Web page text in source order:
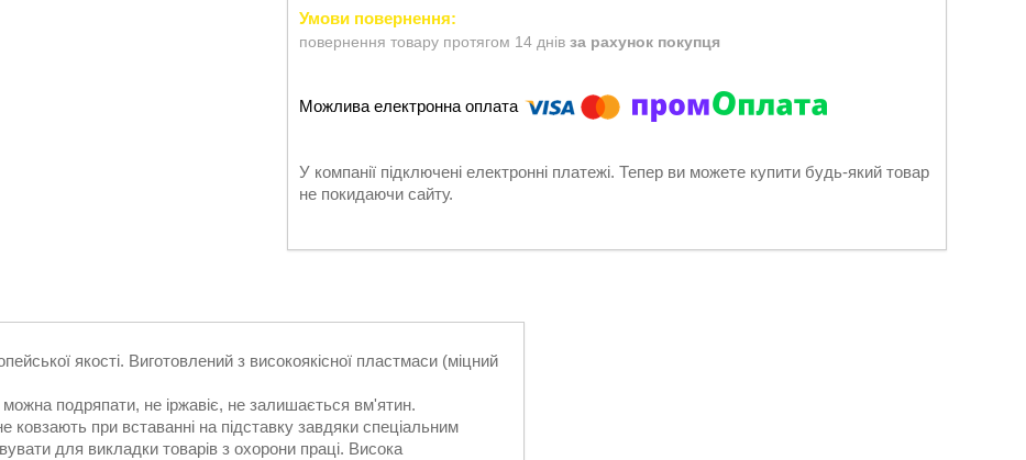
повернення товару протягом 14 днів за рахунок покупця
У компанії підключені електронні платежі. Тепер ви можете купити будь-який товар
не покидаючи сайту.
якості. Виготовлений з високоякісної пластмаси (міцний
подряпати, не іржавіє, не залишається вм'ятин.
ковзають при вставанні на підставку завдяки спеціальним
для викладки товарів з охорони праці. Висока